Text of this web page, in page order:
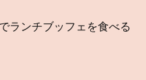
ランチブッフェを食べる